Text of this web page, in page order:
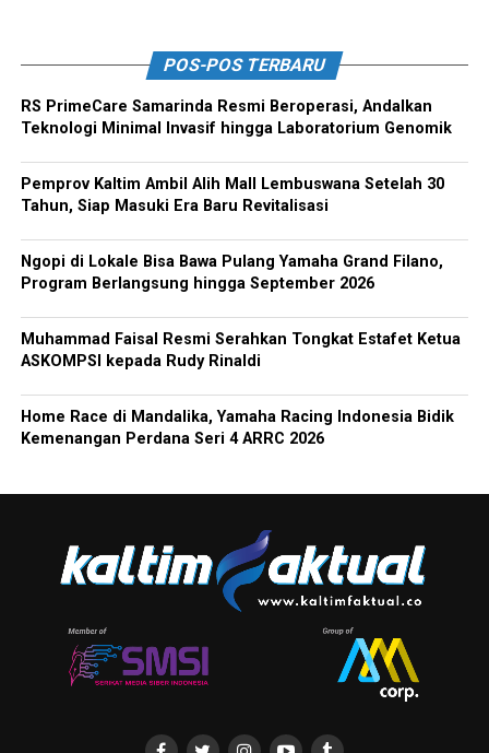
POS-POS TERBARU
RS PrimeCare Samarinda Resmi Beroperasi, Andalkan
Teknologi Minimal Invasif hingga Laboratorium Genomik
Pemprov Kaltim Ambil Alih Mall Lembuswana Setelah 30
Tahun, Siap Masuki Era Baru Revitalisasi
Ngopi di Lokale Bisa Bawa Pulang Yamaha Grand Filano,
Program Berlangsung hingga September 2026
Muhammad Faisal Resmi Serahkan Tongkat Estafet Ketua
ASKOMPSI kepada Rudy Rinaldi
Home Race di Mandalika, Yamaha Racing Indonesia Bidik
Kemenangan Perdana Seri 4 ARRC 2026